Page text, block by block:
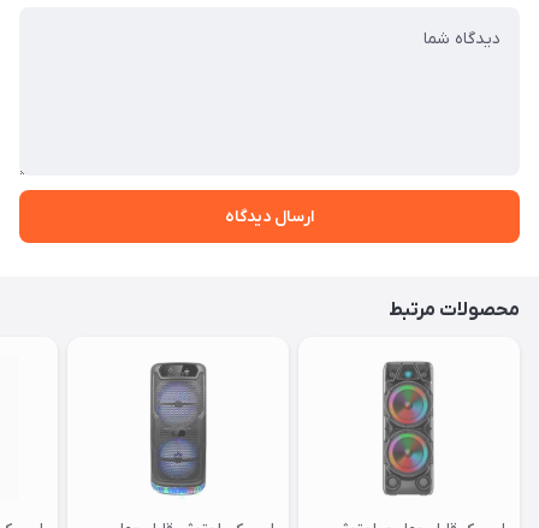
ارسال دیدگاه
محصولات مرتبط